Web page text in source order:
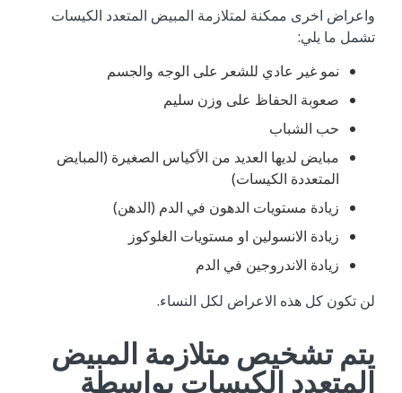
واعراض اخرى ممكنة لمتلازمة المبيض المتعدد الكيسات
تشمل ما يلي:
نمو غير عادي للشعر على الوجه والجسم
صعوبة الحفاظ على وزن سليم
حب الشباب
مبايض لديها العديد من الأكياس الصغيرة (المبايض
المتعددة الكيسات)
زيادة مستويات الدهون في الدم (الدهن)
زيادة الانسولين او مستويات الغلوكوز
زيادة الاندروجين في الدم
لن تكون كل هذه الاعراض لكل النساء.
يتم تشخيص متلازمة المبيض
المتعدد الكيسات بواسطة